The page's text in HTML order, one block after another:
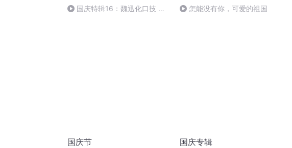
国庆特辑16：魏迅化口技 二
怎能没有你，可爱的祖国
国庆节 国庆专辑